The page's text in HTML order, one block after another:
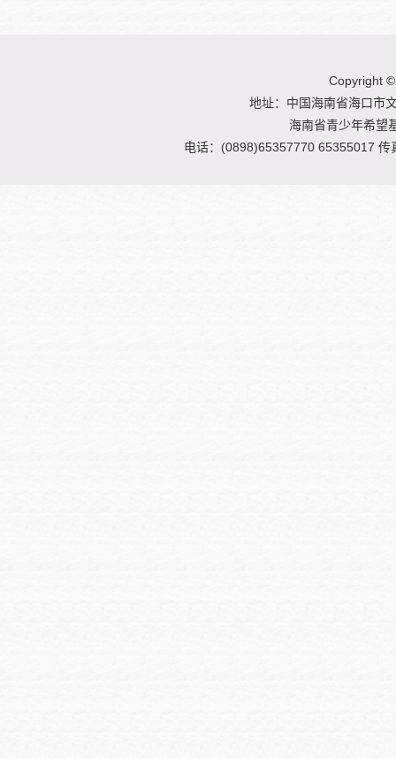
Copyright ©
地址：中国海南省海口市
海南省青少年希望
电话：(0898)65357770 65355017